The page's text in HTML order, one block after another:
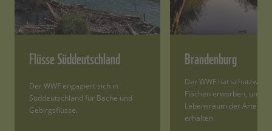
Flüsse Süddeutschland
Der WWF engagiert sich in
Süddeutschland für Bäche und
Gebirgsflüsse.
Brandenburg
Der WWF hat
Flächen erworben, um
Lebensraum der Arten zu
erhalten.